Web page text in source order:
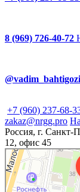
8 (969) 726-40-72
+7 (960) 237-68-
zakaz@nrgg.pro
Россия, г. Санкт-
12, офис 45